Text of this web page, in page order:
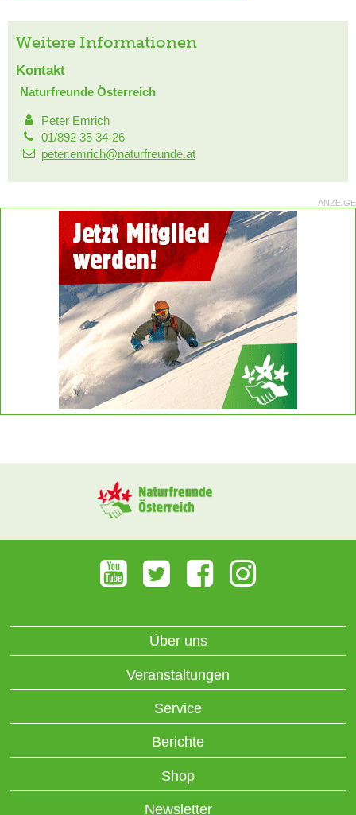
Weitere Informationen
Kontakt
Naturfreunde Österreich
Peter Emrich
01/892 35 34-26
peter.emrich@naturfreunde.at
ANZEIGE
Über uns
Veranstaltungen
Service
Berichte
Shop
Newsletter